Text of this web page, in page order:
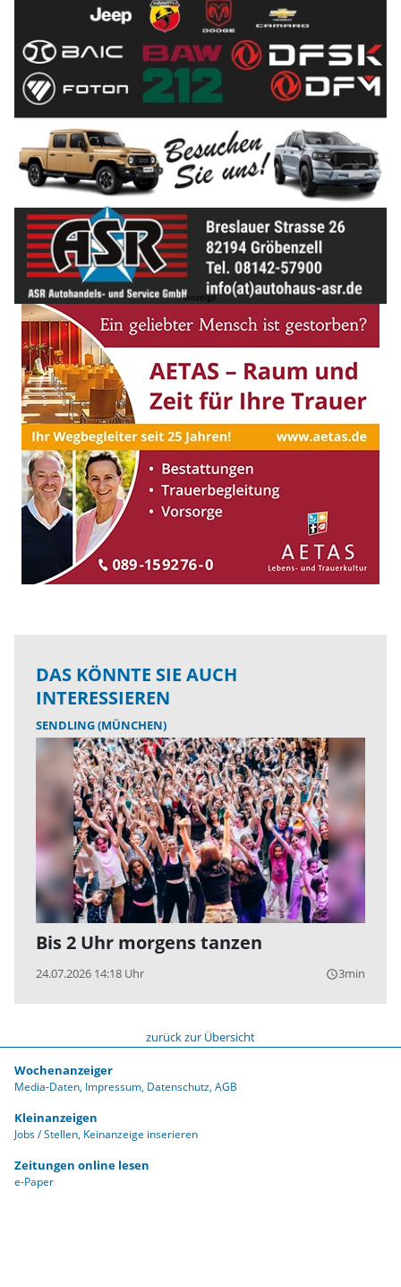
DAS KÖNNTE SIE AUCH
INTERESSIEREN
SENDLING (MÜNCHEN)
Bis 2 Uhr morgens tanzen
24.07.2026 14:18 Uhr query_builder3min
zurück zur Übersicht
Wochenanzeiger
Media-Daten Impressum Datenschutz AGB
Kleinanzeigen
Jobs / Stellen Keinanzeige inserieren
Zeitungen online lesen
e-Paper